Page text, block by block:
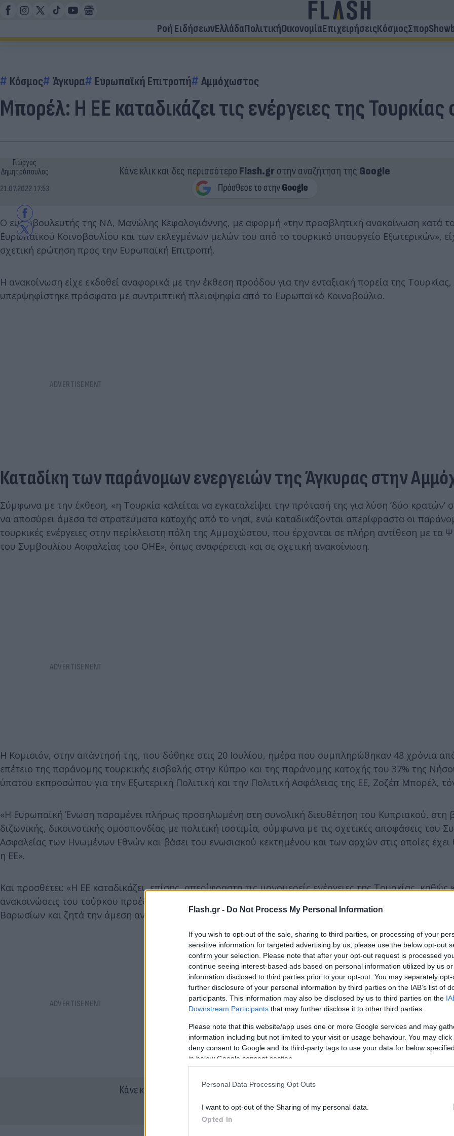
Flash.gr - Do Not Process My Personal Information
If you wish to opt-out of the sale, sharing to third parties, or processing of your
sensitive information for targeted advertising by us, please use the below opt-out
confirm your selection. Please note that after your opt-out request is processed
continue seeing interest-based ads based on personal information utilized by us
information disclosed to third parties prior to your opt-out. You may separately
further disclosure of your personal information by third parties on the IAB’s list of
participants. This information may also be disclosed by us to third parties on the
Downstream Participants that may further disclose it to other third parties.
Please note that this website/app uses one or more Google services and may
information including but not limited to your visit or usage behaviour. You may
deny consent to Google and its third-party tags to use your data for below
in below Google consent section.
Personal Data Processing Opt Outs
I want to opt-out of the Sharing of my personal data.
Opted In
Ροή ΕιδήσεωνΕλλάδαΠολιτικήΟικονομίαΕπιχειρήσειςΚόσμοςΣπορ
Κόσμος Άγκυρα Ευρωπαϊκή Επιτροπή Αμμόχωστος
Μπορέλ: Η ΕΕ καταδικάζει τις ενέργειες της
Γιώργος
Δημητρόπουλος
21.07.2022 17:53
Κάνε κλικ και δες περισσότερο Flash.grστην αναζήτηση της Google
Ο ευρωβουλευτής της ΝΔ, Μανώλης Κεφαλογιάννης, με αφορμή «την προσβλητική ανακοίνωση κατά
Ευρωπαϊκού Κοινοβουλίου και των εκλεγμένων μελών του από το τουρκικό υπουργείο Εξωτερικών»,
σχετική ερώτηση προς την Ευρωπαϊκή Επιτροπή.
Η ανακοίνωση είχε εκδοθεί αναφορικά με την έκθεση προόδου για την ενταξιακή πορεία της
υπερψηφίστηκε πρόσφατα με συντριπτική πλειοψηφία από το Ευρωπαϊκό Κοινοβούλιο.
Καταδίκη των παράνομων ενεργειών της Άγκυρας στην
Σύμφωνα με την έκθεση, «η Τουρκία καλείται να εγκαταλείψει την πρότασή της για λύση ‘δύο κρατών’
να αποσύρει άμεσα τα στρατεύματα κατοχής από το νησί, ενώ καταδικάζονται απερίφραστα οι
τουρκικές ενέργειες στην περίκλειστη πόλη της Αμμοχώστου, που έρχονται σε πλήρη αντίθεση με τα
του Συμβουλίου Ασφαλείας του ΟΗΕ», όπως αναφέρεται και σε σχετική ανακοίνωση.
Η Κομισιόν, στην απάντησή της, που δόθηκε στις 20 Ιουλίου, ημέρα που συμπληρώθηκαν 48 χρόνια
επέτειο της παράνομης τουρκικής εισβολής στην Κύπρο και της παράνομης κατοχής του 37% της
ύπατου εκπροσώπου για την Εξωτερική Πολιτική και την Πολιτική Ασφάλειας της ΕΕ, Ζοζέπ Μπορέλ,
«Η Ευρωπαϊκή Ένωση παραμένει πλήρως προσηλωμένη στη συνολική διευθέτηση του Κυπριακού, στη
διζωνικής, δικοινοτικής ομοσπονδίας με πολιτική ισοτιμία, σύμφωνα με τις σχετικές αποφάσεις του
Ασφαλείας των Ηνωμένων Εθνών και βάσει του ενωσιακού κεκτημένου και των αρχών στις οποίες έχει
η ΕΕ».
Και προσθέτει: «Η ΕΕ καταδικάζει, επίσης, απερίφραστα τις μονομερείς ενέργειες της Τουρκίας, καθώς
ανακοινώσεις του τούρκου προέδρου και του ηγέτη της τουρκοκυπριακής κοινότητας σχετικά με το
Βαρωσίων και ζητά την άμεση ανάκληση των εν λόγω ενεργειών».
Κάνε κλικ και δες περισσότεροFlash.grστην αναζήτηση της